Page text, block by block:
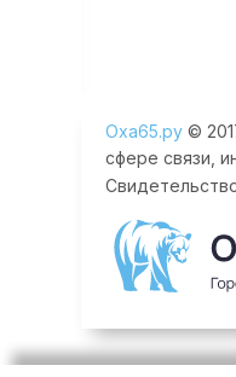
Оха65.ру ©
сфере связи,